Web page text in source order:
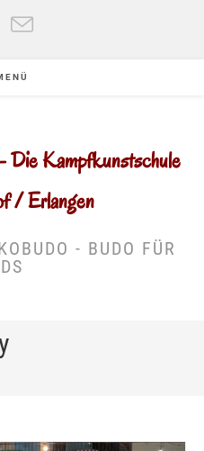
Kampfkunstschule
/ Erlangen
- BUDO FÜR